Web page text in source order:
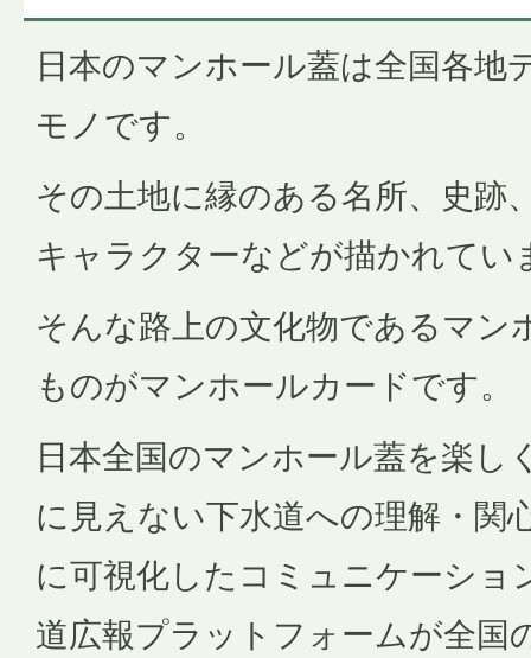
日本のマンホール蓋は全国各地
モノです。
その土地に縁のある名所、史跡
キャラクターなどが描かれてい
そんな路上の文化物であるマン
ものがマンホールカードです。
日本全国のマンホール蓋を楽し
に見えない下水道への理解・関
に可視化したコミュニケーショ
道広報プラットフォームが全国